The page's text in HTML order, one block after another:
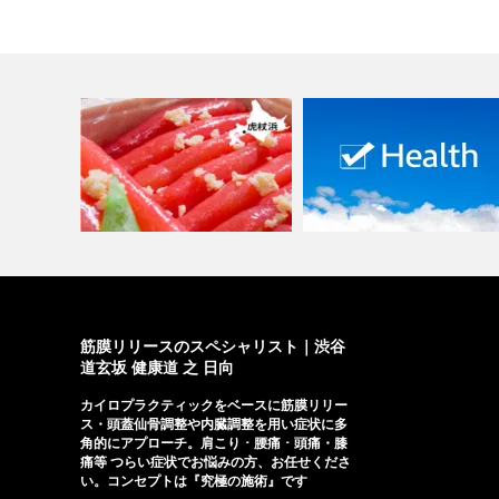
虎杖浜の山わさびたらこ
Vol.1 …
筋膜リリースのスペシャリスト｜渋谷
道玄坂 健康道 之 日向
カイロプラクティックをベースに筋膜リリー
ス・頭蓋仙骨調整や内臓調整を用い症状に多
角的にアプローチ。肩こり ･ 腰痛 ･ 頭痛・膝
痛等 つらい症状でお悩みの方、お任せくださ
い。コンセプトは『究極の施術』です